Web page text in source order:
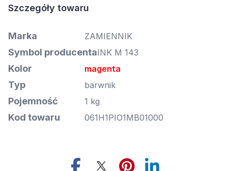
Szczegóły towaru
Marka ZAMIENNIK
Symbol producentaINK M 143
Kolor magenta
Typ barwnik
Pojemność 1 kg
Kod towaru 061H1PIO1MB01000